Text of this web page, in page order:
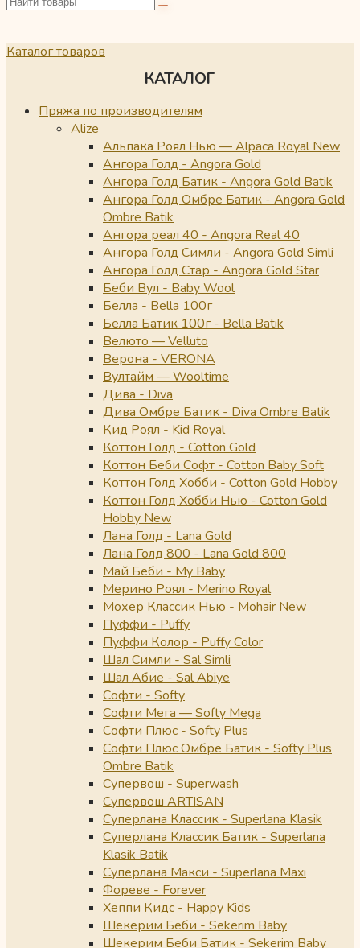
Каталог товаров
КАТАЛОГ
Пряжа по производителям
Alize
Альпака Роял Нью — Alpaca Royal New
Ангора Голд - Angora Gold
Ангора Голд Батик - Angora Gold Batik
Ангора Голд Омбре Батик - Angora Gold
Ombre Batik
Ангора реал 40 - Angora Real 40
Ангора Голд Симли - Angora Gold Simli
Ангора Голд Стар - Angora Gold Star
Беби Вул - Baby Wool
Белла - Bella 100г
Белла Батик 100г - Bella Batik
Велюто — Velluto
Верона - VERONA
Вултайм — Wooltime
Дива - Diva
Дива Омбре Батик - Diva Ombre Batik
Кид Роял - Kid Royal
Коттон Голд - Cotton Gold
Коттон Беби Софт - Cotton Baby Soft
Коттон Голд Хобби - Cotton Gold Hobby
Коттон Голд Хобби Нью - Cotton Gold
Hobby New
Лана Голд - Lana Gold
Лана Голд 800 - Lana Gold 800
Май Беби - My Baby
Мерино Роял - Merino Royal
Мохер Классик Нью - Mohair New
Пуффи - Puffy
Пуффи Колор - Puffy Color
Шал Симли - Sal Simli
Шал Абие - Sal Abiye
Софти - Softy
Софти Мега — Softy Mega
Софти Плюс - Softy Plus
Софти Плюс Омбре Батик - Softy Plus
Ombre Batik
Супервош - Superwash
Супервош ARTISAN
Суперлана Классик - Superlana Klasik
Суперлана Классик Батик - Superlana
Klasik Batik
Суперлана Макси - Superlana Maxi
Фореве - Forever
Хеппи Кидс - Happy Kids
Шекерим Беби - Sekerim Baby
Шекерим Беби Батик - Sekerim Baby